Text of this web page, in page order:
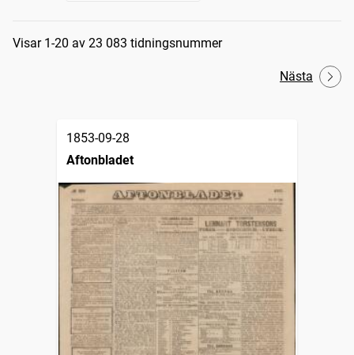
Sökresultat
Visar 1-20 av 23 083 tidningsnummer
Nästa
1853-09-28
Aftonbladet